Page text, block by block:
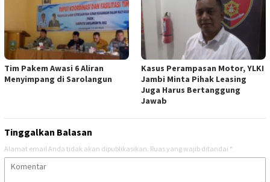
Tim Pakem Awasi 6 Aliran
Menyimpang di Sarolangun
Kasus Perampasan Motor, YLKI
Jambi Minta Pihak Leasing
Juga Harus Bertanggung
Jawab
Tinggalkan Balasan
Alamat email Anda tidak akan dipublikasikan. Ruas yang wajib ditandai *